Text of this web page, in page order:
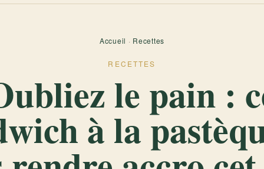
Accueil · Recettes
RECETTES
le pain :
à la